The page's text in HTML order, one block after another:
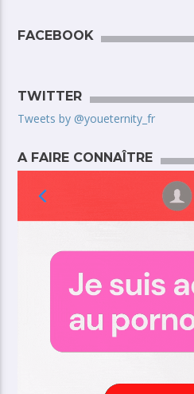
FACEBOOK
TWITTER
Tweets by @youeternity_fr
A FAIRE CONNAÎTRE